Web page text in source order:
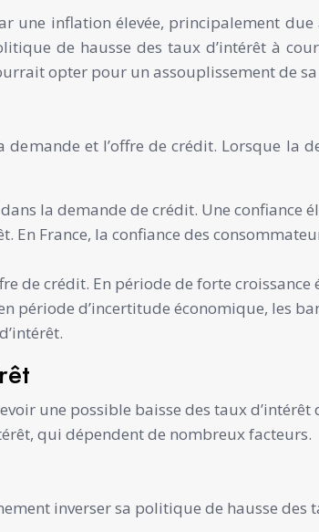
inflation élevée, principalement
de hausse des taux d’intérêt à
opter pour un assouplissement de
demande et l’offre de crédit. Lorsque
la demande de crédit. Une
En France, la confiance des
de crédit. En période de forte
période d’incertitude économique, les
une possible baisse des taux
qui dépendent de nombreux facteurs.
inverser sa politique de hausse des